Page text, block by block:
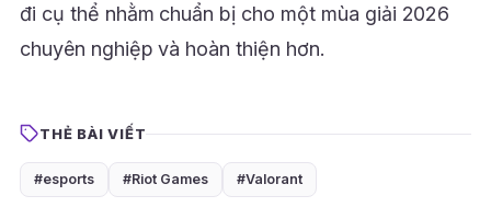
đi cụ thể nhằm chuẩn bị cho một mùa giải 2026
chuyên nghiệp và hoàn thiện hơn.
THẺ BÀI VIẾT
#esports #Riot Games #Valorant